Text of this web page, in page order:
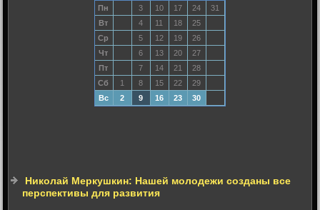
Пн 3 10 17 24
31
Вт
4 11 18
25
Ср
5 12 19
26
Чт
6 13 20
27
Пт
7 14 21
28
Сб
1 8 15 22
29
Вс
2 9 16 23 30
Николай Меркушкин: Нашей молодежи созданы все
перспективы для развития